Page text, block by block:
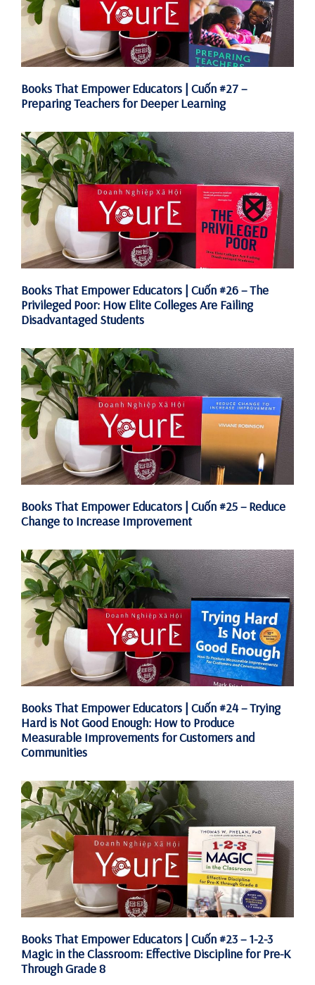
Books That Empower Educators | Cuốn #27 –
Preparing Teachers for Deeper Learning
Books That Empower Educators | Cuốn #26 – The
Privileged Poor: How Elite Colleges Are Failing
Disadvantaged Students
Books That Empower Educators | Cuốn #25 – Reduce
Change to Increase Improvement
Books That Empower Educators | Cuốn #24 – Trying
Hard is Not Good Enough: How to Produce
Measurable Improvements for Customers and
Communities
Books That Empower Educators | Cuốn #23 – 1-2-3
Magic in the Classroom: Effective Discipline for Pre-K
Through Grade 8